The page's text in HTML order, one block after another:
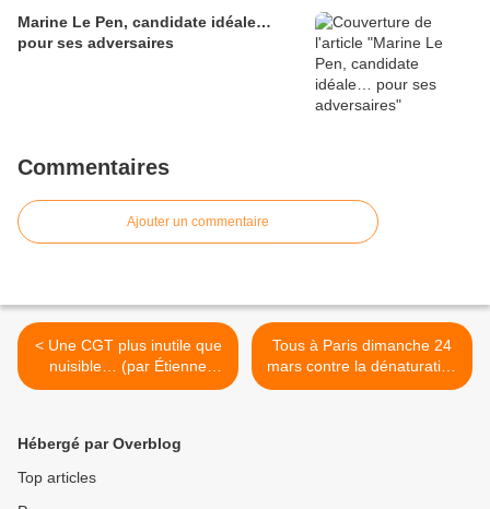
Marine Le Pen, candidate idéale…
pour ses adversaires
Commentaires
Ajouter un commentaire
< Une CGT plus inutile que
nuisible… (par Étienne
Lahyre)
Tous à Paris dimanche 24
mars contre la dénaturation
du mariage ! >
Hébergé par Overblog
Top articles